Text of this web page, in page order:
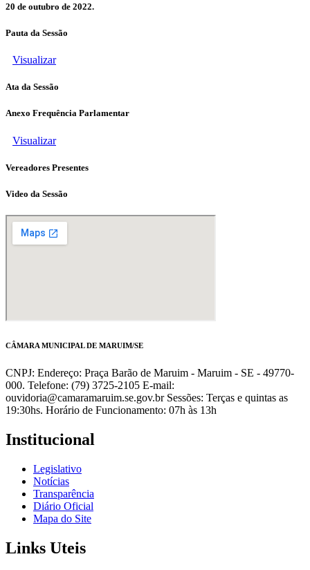
20 de outubro de 2022.
Pauta da Sessão
Visualizar
Ata da Sessão
Anexo Frequência Parlamentar
Visualizar
Vereadores Presentes
Video da Sessão
CÂMARA MUNICIPAL DE MARUIM/SE
CNPJ: Endereço: Praça Barão de Maruim - Maruim - SE - 49770-
000. Telefone: (79) 3725-2105 E-mail:
ouvidoria@camaramaruim.se.gov.br Sessões: Terças e quintas as
19:30hs. Horário de Funcionamento: 07h às 13h
Institucional
Legislativo
Notícias
Transparência
Diário Oficial
Mapa do Site
Links Uteis